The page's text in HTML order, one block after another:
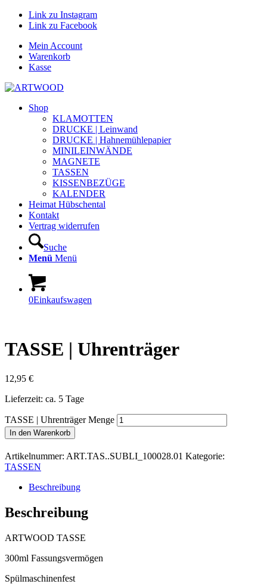
Link zu Instagram
Link zu Facebook
Mein Account
Warenkorb
Kasse
Shop
KLAMOTTEN
DRUCKE | Leinwand
DRUCKE | Hahnemühlepapier
MINILEINWÄNDE
MAGNETE
TASSEN
KISSENBEZÜGE
KALENDER
Heimat Hübschental
Kontakt
Vertrag widerrufen
Suche
Menü Menü
0Einkaufswagen
TASSE | Uhrenträger
12,95 €
Lieferzeit: ca. 5 Tage
TASSE | Uhrenträger Menge
In den Warenkorb
Artikelnummer: ART.TAS..SUBLI_100028.01 Kategorie:
TASSEN
Beschreibung
Beschreibung
ARTWOOD TASSE
300ml Fassungsvermögen
Spülmaschinenfest